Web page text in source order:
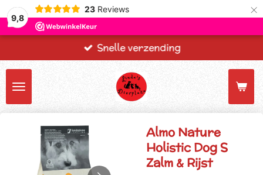
9,8
23 Reviews ×
Snelle verzending
Almo Nature
Holistic Dog S
Zalm & Rijst